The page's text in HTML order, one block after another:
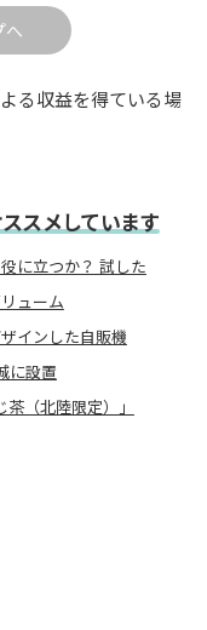
へ
る収益を得ている場
スメしています
に立つか？ 試した
ューム
インした自販機
に設置
（北陸限定）」